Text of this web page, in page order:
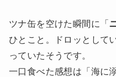
ツナ缶を空けた瞬間に「
ひとこと。ドロッとして
っていたそうです。
一口食べた感想は「海に